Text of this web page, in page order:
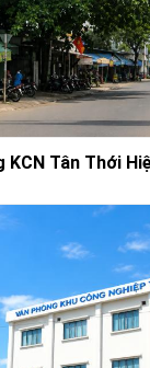
Tân Thới